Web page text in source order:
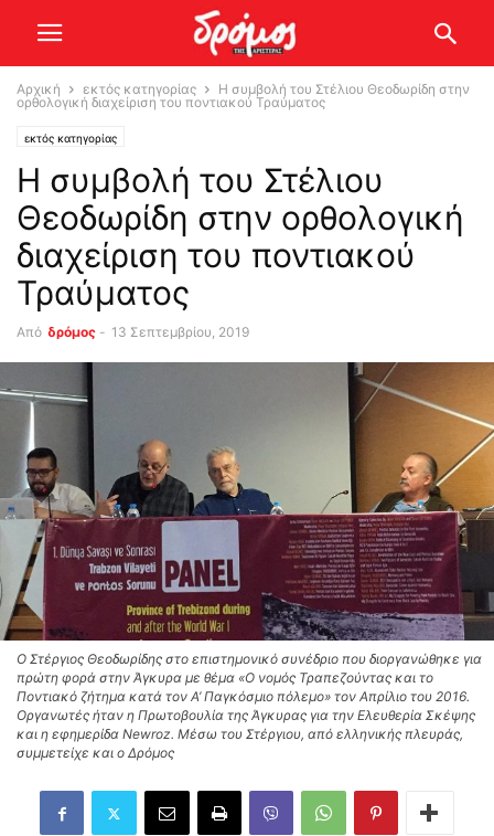
Αρχική εκτός κατηγορίας
H συμβολή του Στέλιου Θεοδωρίδη στην
ορθολογική διαχείριση του ποντιακού Τραύματος
εκτός κατηγορίας
H συμβολή του Στέλιου
Θεοδωρίδη στην ορθολογική
διαχείριση του ποντιακού
Τραύματος
Από δρόμος - 13 Σεπτεμβρίου, 2019
O Στέργιος Θεοδωρίδης στο επιστημονικό συνέδριο που διοργανώθηκε για
πρώτη φορά στην Άγκυρα με θέμα «Ο νομός Τραπεζούντας και το
Ποντιακό ζήτημα κατά τον Α’ Παγκόσμιο πόλεμο» τον Απρίλιο του 2016.
Οργανωτές ήταν η Πρωτοβουλία της Άγκυρας για την Ελευθερία Σκέψης
και η εφημερίδα Newroz. Μέσω του Στέργιου, από ελληνικής πλευράς,
συμμετείχε και ο Δρόμος